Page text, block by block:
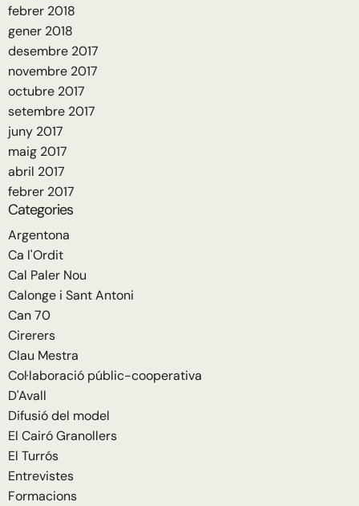
febrer 2018
gener 2018
desembre 2017
novembre 2017
octubre 2017
setembre 2017
juny 2017
maig 2017
abril 2017
febrer 2017
Categories
Argentona
Ca l'Ordit
Cal Paler Nou
Calonge i Sant Antoni
Can 70
Cirerers
Clau Mestra
Col·laboració públic-cooperativa
D'Avall
Difusió del model
El Cairó Granollers
El Turrós
Entrevistes
Formacions